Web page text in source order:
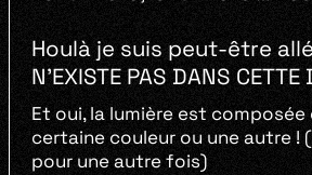
Houlà je suis peut-être allée
N’EXISTE PAS DANS
Et oui, la lumière est
certaine couleur ou une autre
pour une autre fois)